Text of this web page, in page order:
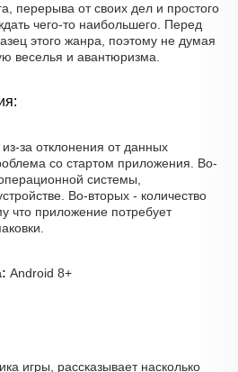
перерыва от своих дел и простого
чего-то наибольшего. Перед
этого жанра, поэтому не думая
веселья и авантюризма.
за отклонения от данных
со стартом приложения. Во-
системы,
Во-вторых - количество
что приложение потребует
Android 8+
игры, рассказывает насколько